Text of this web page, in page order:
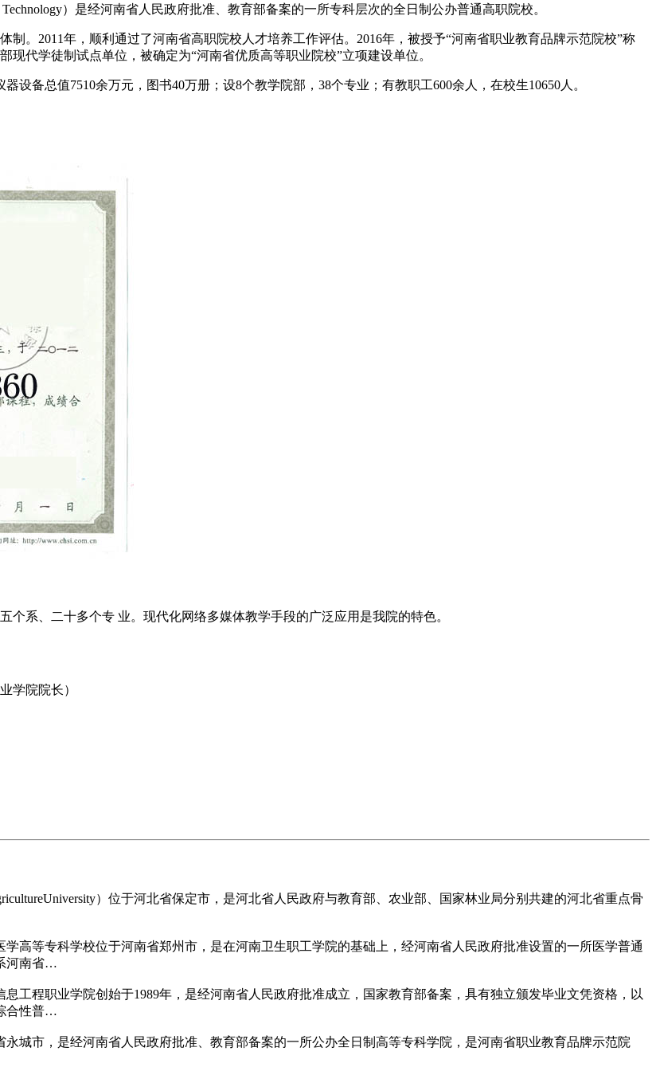
）是经河南省人民政府批准、教育部备案的一所专科层次的全日制公办普通高职院校。
。2011年，顺利通过了河南省高职院校人才培养工作评估。2016年，被授予“河南省职业教育品牌示范院校”称
代学徒制试点单位，被确定为“河南省优质高等职业院校”立项建设单位。
设备总值7510余万元，图书40万册；设8个教学院部，38个专业；有教职工600余人，在校生10650人。
系、二十多个专 业。现代化网络多媒体教学手段的广泛应用是我院的特色。
学院院长）
）位于河北省保定市，是河北省人民政府与教育部、农业部、国家林业局分别共建的河北省重点骨
高等专科学校位于河南省郑州市，是在河南卫生职工学院的基础上，经河南省人民政府批准设置的一所医学普通
河南省…
工程职业学院创始于1989年，是经河南省人民政府批准成立，国家教育部备案，具有独立颁发毕业文凭资格，以
合性普…
城市，是经河南省人民政府批准、教育部备案的一所公办全日制高等专科学院，是河南省职业教育品牌示范院